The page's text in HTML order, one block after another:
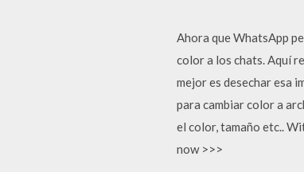
Ahora que WhatsApp
color a los chats. Aquí­
mejor es desechar esa
para cambiar color a
el color, tamaño etc..
now >>>